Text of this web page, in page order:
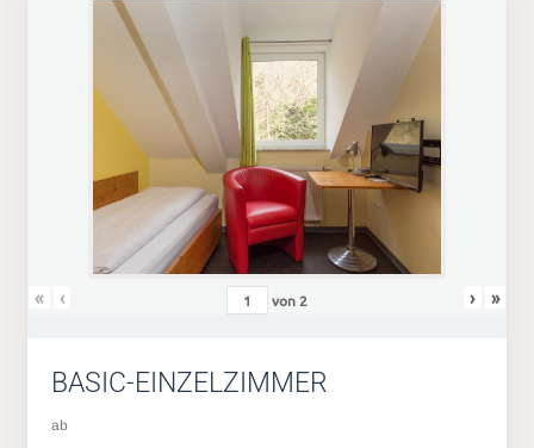
« ‹ von 2 › »
BASIC-EINZELZIMMER
ab